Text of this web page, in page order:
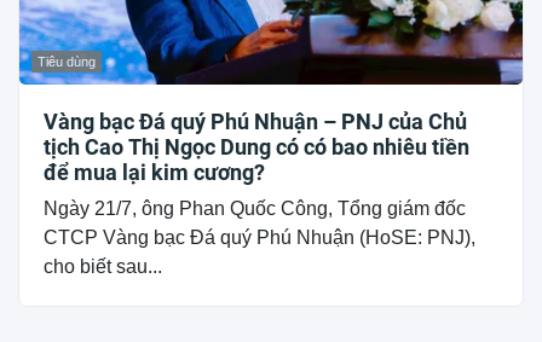
Tiêu dùng
Vàng bạc Đá quý Phú Nhuận – PNJ của Chủ
tịch Cao Thị Ngọc Dung có có bao nhiêu tiền
để mua lại kim cương?
Ngày 21/7, ông Phan Quốc Công, Tổng giám đốc
CTCP Vàng bạc Đá quý Phú Nhuận (HoSE: PNJ),
cho biết sau...